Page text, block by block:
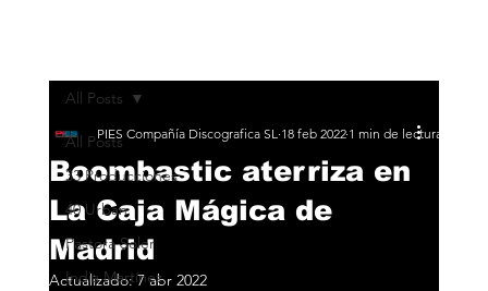
All Posts
33 Producciones
40 Urban
Pastora Soler
India Martínez
All Posts
Boombastic aterriza en
La Caja Mágica de
Madrid
PIES Compañía Discografica SL 18 feb 2022 1 min de lectura
Actualizado:7 abr 2022